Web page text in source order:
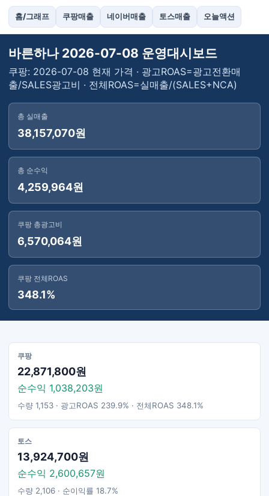
홈/그래프 쿠팡매출 네이버매출 토스매출 오늘액션
바른하나 2026-07-08 운영대시보드
쿠팡: 2026-07-08 현재 가격 · 광고ROAS=광고전환매
출/SALES광고비 · 전체ROAS=실매출/(SALES+NCA)
총 실매출
38,157,070원
총 순수익
4,259,964원
쿠팡 총광고비
6,570,064원
쿠팡 전체ROAS
348.1%
쿠팡
22,871,800원
순수익 1,038,203원
수량 1,153 · 광고ROAS 239.9% · 전체ROAS 348.1%
토스
13,924,700원
순수익 2,600,657원
수량 2,106 · 순이익률 18.7%